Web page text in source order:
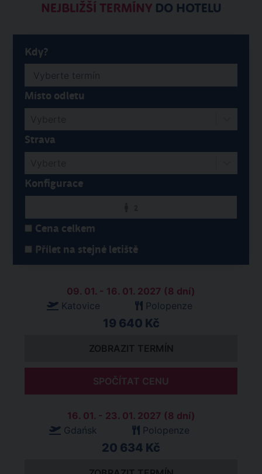
NEJBLIŽŠÍ TERMÍNYDO HOTELU
Kdy?
Místo odletu
Strava
Konfigurace
Cena celkem
Přílet na stejné letiště
09. 01. - 16. 01. 2027 (8 dní)
Katovice
Polopenze
19 640 Kč
ZOBRAZIT TERMÍN
SPOČÍTAT CENU
16. 01. - 23. 01. 2027 (8 dní)
Gdańsk
Polopenze
20 634 Kč